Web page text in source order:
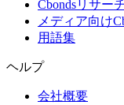
Cbondsリサー
メディア向け
用語集
ヘルプ
会社概要